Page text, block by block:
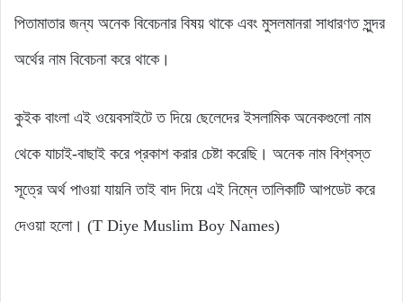
পিতামাতার জন্য অনেক বিবেচনার বিষয় থাকে এবং মুসলমানরা সাধারণত সুন্দর
অর্থের নাম বিবেচনা করে থাকে।
কুইক বাংলা এই ওয়েবসাইটে ত দিয়ে ছেলেদের ইসলামিক অনেকগুলো নাম
থেকে যাচাই-বাছাই করে প্রকাশ করার চেষ্টা করেছি। অনেক নাম বিশ্বস্ত
সূত্রে অর্থ পাওয়া যায়নি তাই বাদ দিয়ে এই নিম্নে তালিকাটি আপডেট করে
দেওয়া হলো। (T Diye Muslim Boy Names)